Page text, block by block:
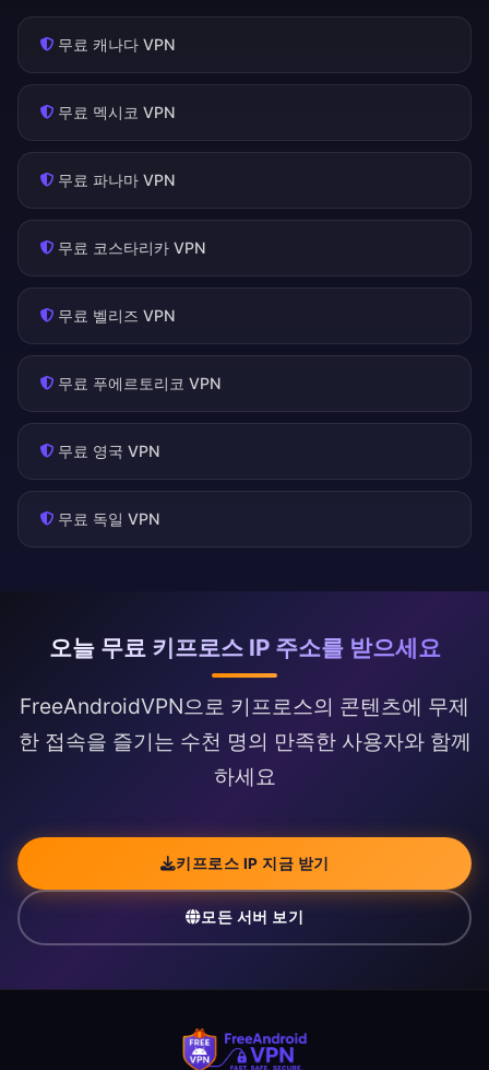
무료 캐나다 VPN
무료 멕시코 VPN
무료 파나마 VPN
무료 코스타리카 VPN
무료 벨리즈 VPN
무료 푸에르토리코 VPN
무료 영국 VPN
무료 독일 VPN
오늘 무료 키프로스 IP 주소를 받으세요
FreeAndroidVPN으로 키프로스의 콘텐츠에 무제
한 접속을 즐기는 수천 명의 만족한 사용자와 함께
하세요
키프로스 IP 지금 받기
모든 서버 보기